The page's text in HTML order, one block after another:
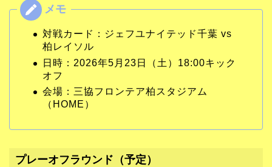
対戦カード：ジェフユナイテッド千葉 vs
柏レイソル
日時：2026年5月23日（土）18:00キック
オフ
会場：三協フロンテア柏スタジアム
（HOME）
プレーオフラウンド（予定）